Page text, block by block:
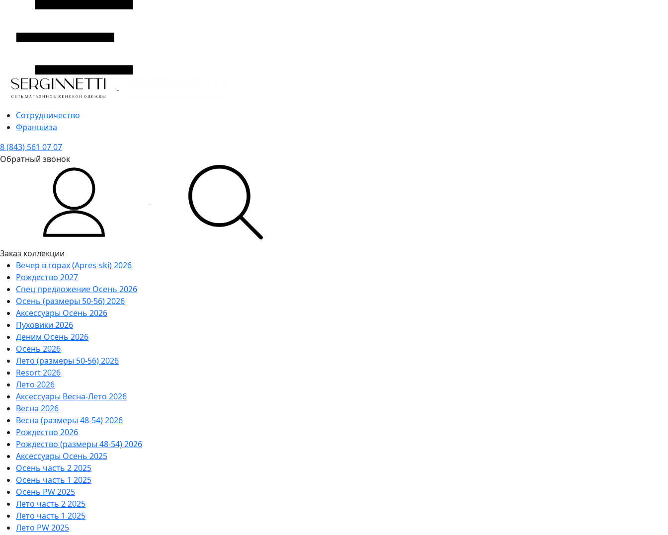
Сотрудничество
Франшиза
8 (843) 561 07 07
Обратный звонок
Заказ коллекции
Вечер в горах (Apres-ski) 2026
Рождество 2027
Спец предложение Осень 2026
Осень (размеры 50-56) 2026
Аксессуары Осень 2026
Пуховики 2026
Деним Осень 2026
Осень 2026
Лето (размеры 50-56) 2026
Resort 2026
Лето 2026
Аксессуары Весна-Лето 2026
Весна 2026
Весна (размеры 48-54) 2026
Рождество 2026
Рождество (размеры 48-54) 2026
Аксессуары Осень 2025
Осень часть 2 2025
Осень часть 1 2025
Осень PW 2025
Лето часть 2 2025
Лето часть 1 2025
Лето PW 2025